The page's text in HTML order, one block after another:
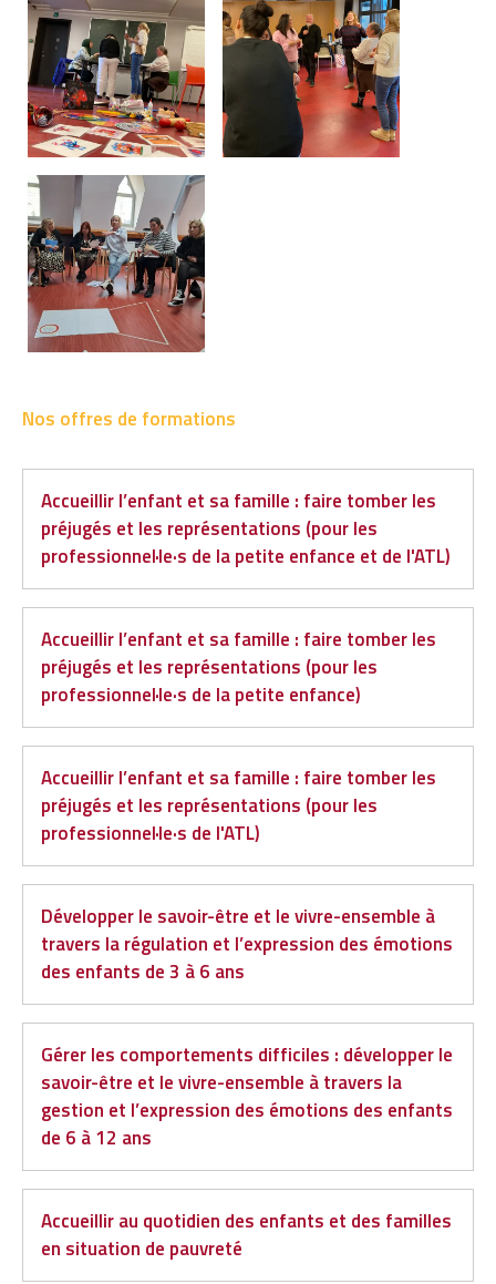
Nos offres de formations
Accueillir l’enfant et sa famille : faire tomber les
préjugés et les représentations (pour les
professionnel·le·s de la petite enfance et de l'ATL)
Accueillir l’enfant et sa famille : faire tomber les
préjugés et les représentations (pour les
professionnel·le·s de la petite enfance)
Accueillir l’enfant et sa famille : faire tomber les
préjugés et les représentations (pour les
professionnel·le·s de l'ATL)
Développer le savoir-être et le vivre-ensemble à
travers la régulation et l’expression des émotions
des enfants de 3 à 6 ans
Gérer les comportements difficiles : développer le
savoir-être et le vivre-ensemble à travers la
gestion et l’expression des émotions des enfants
de 6 à 12 ans
Accueillir au quotidien des enfants et des familles
en situation de pauvreté